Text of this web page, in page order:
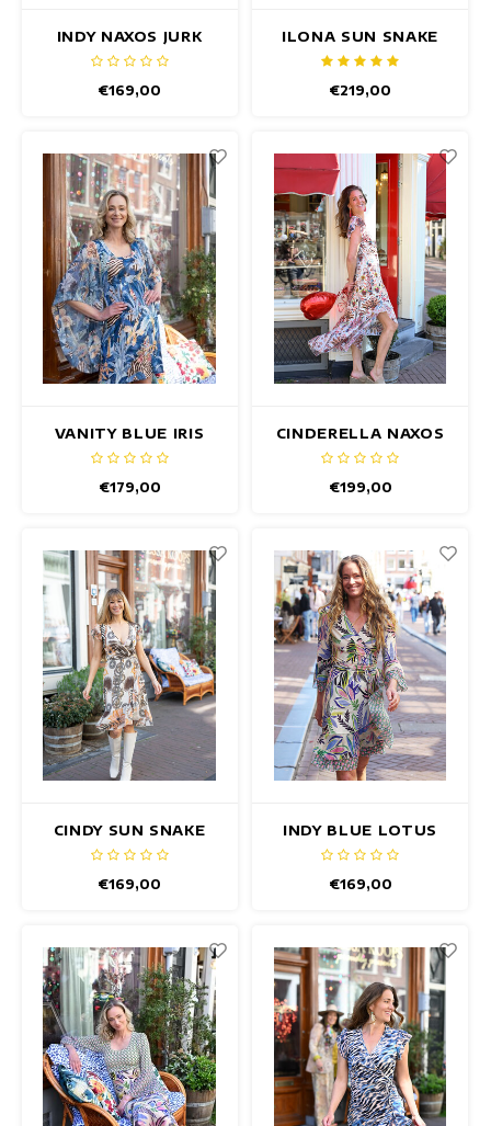
INDY NAXOS JURK
€169,00
ILONA SUN SNAKE
JURK
€219,00
VANITY BLUE IRIS
JURK
€179,00
CINDERELLA NAXOS
JURK
€199,00
CINDY SUN SNAKE
JURK
€169,00
INDY BLUE LOTUS
JURK
€169,00